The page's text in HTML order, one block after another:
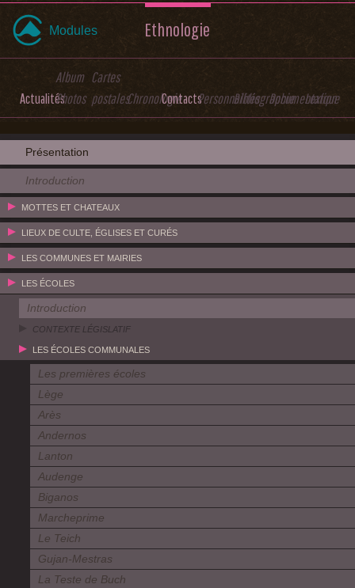
Modules Ethnologie
Actualités
Album
Photos
Cartes
postalesChronologieContactsPersonnalitésBibliographieDocumentation
Lexique
Présentation
Introduction
MOTTES ET CHATEAUX
LIEUX DE CULTE, ÉGLISES ET CURÉS
LES COMMUNES ET MAIRIES
LES ÉCOLES
Introduction
CONTEXTE LÉGISLATIF
LES ÉCOLES COMMUNALES
Les premières écoles
Lège
Arès
Andernos
Lanton
Audenge
Biganos
Marcheprime
Le Teich
Gujan-Mestras
La Teste de Buch